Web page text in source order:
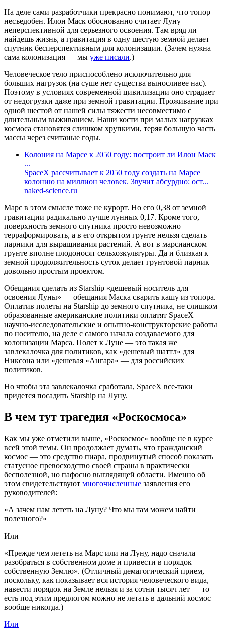
На деле сами разработчики прекрасно понимают, что топор
несъедобен. Илон Маск обоснованно считает Луну
неперспективной для серьезного освоения. Там вряд ли
найдешь жизнь, а гравитация в одну шестую земной делает
спутник бесперспективным для колонизации. (Зачем нужна
сама колонизация — мы уже писали.)
Человеческое тело приспособлено исключительно для
больших нагрузок (на суше нет существа выносливее нас).
Поэтому в условиях современной цивилизации оно страдает
от недогрузки даже при земной гравитации. Проживание при
одной шестой от нашей силы тяжести несовместимо с
длительным выживанием. Наши кости при малых нагрузках
космоса становятся слишком хрупкими, теряя большую часть
массы через считаные годы.
Колония на Марсе к 2050 году: построит ли Илон Маск
...
SpaceX рассчитывает к 2050 году создать на Марсе
колонию на миллион человек. Звучит абсурдно: ост...
naked-science.ru
Марс в этом смысле тоже не курорт. Но его 0,38 от земной
гравитации радикально лучше лунных 0,17. Кроме того,
поверхность земного спутника просто невозможно
терраформировать, а в его открытом грунте нельзя сделать
парники для выращивания растений. А вот в марсианском
грунте вполне плодоносят сельхозкультуры. Да и близкая к
земной продолжительность суток делает грунтовой парник
довольно простым проектом.
Обещания сделать из Starship «дешевый носитель для
освоения Луны» — обещания Маска сварить кашу из топора.
Оплатив полеты на Starship до земного спутника, не слишком
образованные американские политики оплатят SpaceX
научно-исследовательские и опытно-конструкторские работы
по носителю, на деле с самого начала создаваемого для
колонизации Марса. Полет к Луне — это такая же
завлекалочка для политиков, как «дешевый шаттл» для
Никсона или «дешевая «Ангара» — для российских
политиков.
Но чтобы эта завлекалочка сработала, SpaceX все-таки
придется посадить Starship на Луну.
В чем тут трагедия «Роскосмоса»
Как мы уже отметили выше, «Роскосмос» вообще не в курсе
всей этой темы. Он продолжает думать, что гражданский
космос — это средство пиара, продвинутый способ показать
статусное превосходство своей страны в практически
бесполезной, но пафосно выглядящей области. Именно об
этом свидетельствуют многочисленные заявления его
руководителей:
«А зачем нам лететь на Луну? Что мы там можем найти
полезного?»
Или
«Прежде чем лететь на Марс или на Луну, надо сначала
разобраться в собственном доме и привести в порядок
собственную Землю». (Отличный демагогический прием,
поскольку, как показывает вся история человеческого вида,
навести порядок на Земле нельзя и за сотни тысяч лет — то
есть под этим предлогом можно не летать в дальний космос
вообще никогда.)
Или